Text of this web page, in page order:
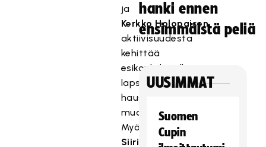
ja
Kerkko Holopaisen
aktiivisuudesta
kehittää
esikouluikäisille
lapsille
hauskoja liikkumisen
muotoja.
Myös
Siiri
hanki ennen
ensimmäistä peliä
UUSIMMAT
Suomen
Cupin